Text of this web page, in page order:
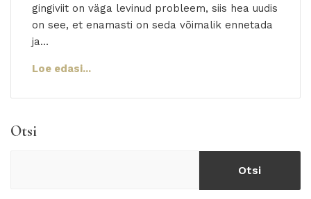
gingiviit on väga levinud probleem, siis hea uudis
on see, et enamasti on seda võimalik ennetada
ja…
Loe edasi...
Otsi
Otsi